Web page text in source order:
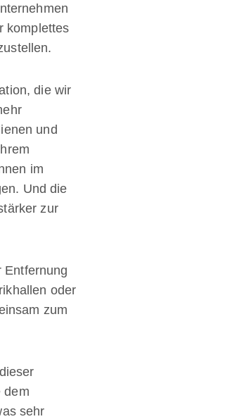
komplettes
die wir
und
im
Und die
zur
Entfernung
oder
zum
dem
sehr